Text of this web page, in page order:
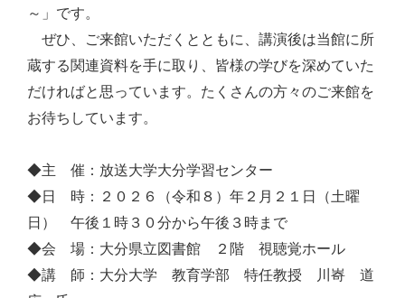
～」です。
ぜひ、ご来館いただくとともに、講演後は当館に所
蔵する関連資料を手に取り、皆様の学びを深めていた
だければと思っています。たくさんの方々のご来館を
お待ちしています。
◆主 催：放送大学大分学習センター
◆日 時：２０２６（令和８）年２月２１日（土曜
日） 午後１時３０分から午後３時まで
◆会 場：大分県立図書館 ２階 視聴覚ホール
◆講 師：大分大学 教育学部 特任教授 川㟢 道